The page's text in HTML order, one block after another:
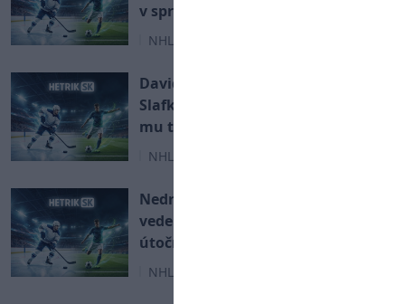
v správnom poradí
NHL
David Pastrňák o Jurajovi
Slafkovskom: Je dobrý, ale chýba
mu trochu viac pokory
NHL
Nedraftovaný Slovák zaujal
vedenie tímu z NHL. Mladý
útočník smeruje do kempu
NHL